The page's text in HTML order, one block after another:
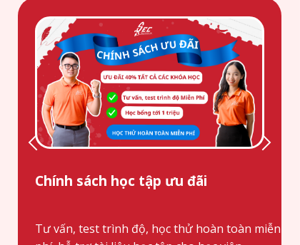
Chính sách học tập ưu đãi
Tư vấn, test trình độ, học thử hoàn toàn miễn